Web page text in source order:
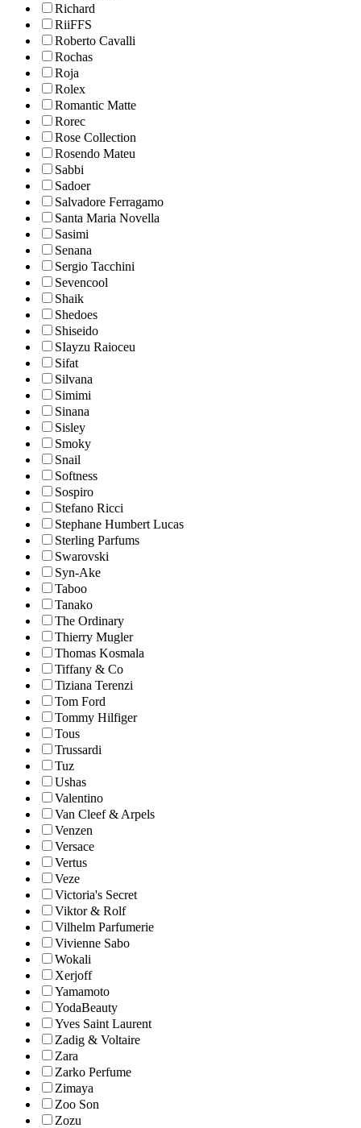
Richard
RiiFFS
Roberto Cavalli
Rochas
Roja
Rolex
Romantic Matte
Rorec
Rose Collection
Rosendo Mateu
Sabbi
Sadoer
Salvadore Ferragamo
Santa Maria Novella
Sasimi
Senana
Sergio Tacchini
Sevencool
Shaik
Shedoes
Shiseido
SIayzu Raioceu
Sifat
Silvana
Simimi
Sinana
Sisley
Smoky
Snail
Softness
Sospiro
Stefano Ricci
Stephane Humbert Lucas
Sterling Parfums
Swarovski
Syn-Ake
Taboo
Tanako
The Ordinary
Thierry Mugler
Thomas Kosmala
Tiffany & Co
Tiziana Terenzi
Tom Ford
Tommy Hilfiger
Tous
Trussardi
Tuz
Ushas
Valentino
Van Cleef & Arpels
Venzen
Versace
Vertus
Veze
Victoria's Secret
Viktor & Rolf
Vilhelm Parfumerie
Vivienne Sabo
Wokali
Xerjoff
Yamamoto
YodaBeauty
Yves Saint Laurent
Zadig & Voltaire
Zara
Zarko Perfume
Zimaya
Zoo Son
Zozu